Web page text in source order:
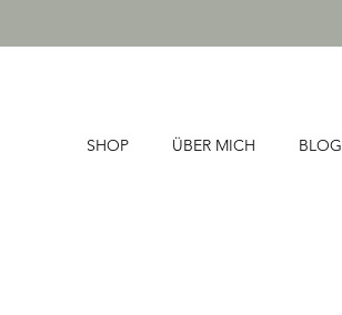
SHOP ÜBER MICH BLOG